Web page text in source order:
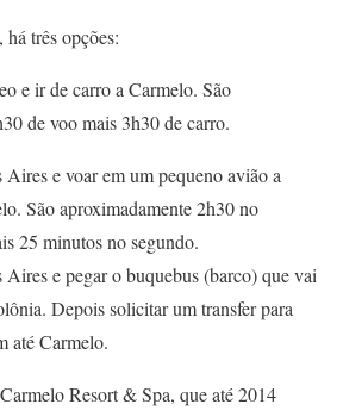
três opções:
e ir de carro a Carmelo. São
de voo mais 3h30 de carro.
e voar em um pequeno avião a
São aproximadamente 2h30 no
25 minutos no segundo.
e pegar o buquebus (barco) que vai
Depois solicitar um transfer para
até Carmelo.
Resort & Spa, que até 2014